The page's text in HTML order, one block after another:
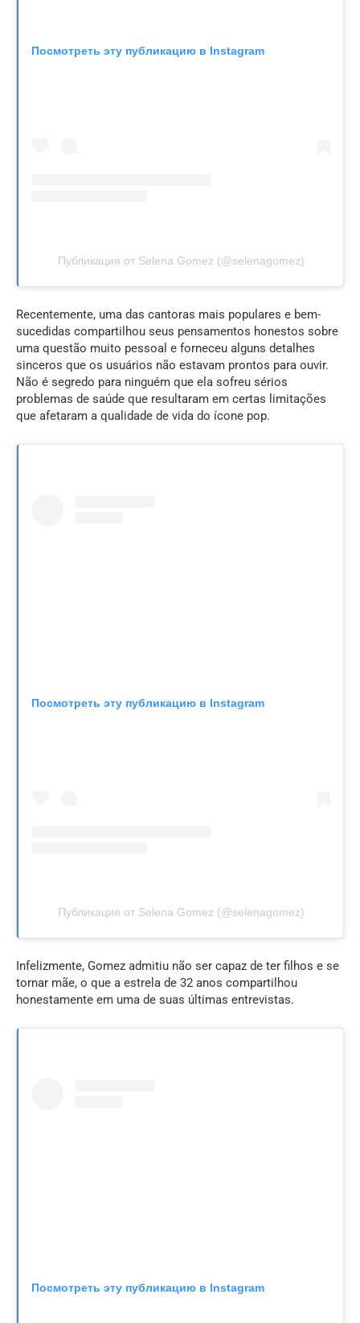
Посмотреть эту публикацию в Instagram
Публикация от Selena Gomez (@selenagomez)
Recentemente, uma das cantoras mais populares e bem-
sucedidas compartilhou seus pensamentos honestos sobre
uma questão muito pessoal e forneceu alguns detalhes
sinceros que os usuários não estavam prontos para ouvir.
Não é segredo para ninguém que ela sofreu sérios
problemas de saúde que resultaram em certas limitações
que afetaram a qualidade de vida do ícone pop.
Посмотреть эту публикацию в Instagram
Публикация от Selena Gomez (@selenagomez)
Infelizmente, Gomez admitiu não ser capaz de ter filhos e se
tornar mãe, o que a estrela de 32 anos compartilhou
honestamente em uma de suas últimas entrevistas.
Посмотреть эту публикацию в Instagram